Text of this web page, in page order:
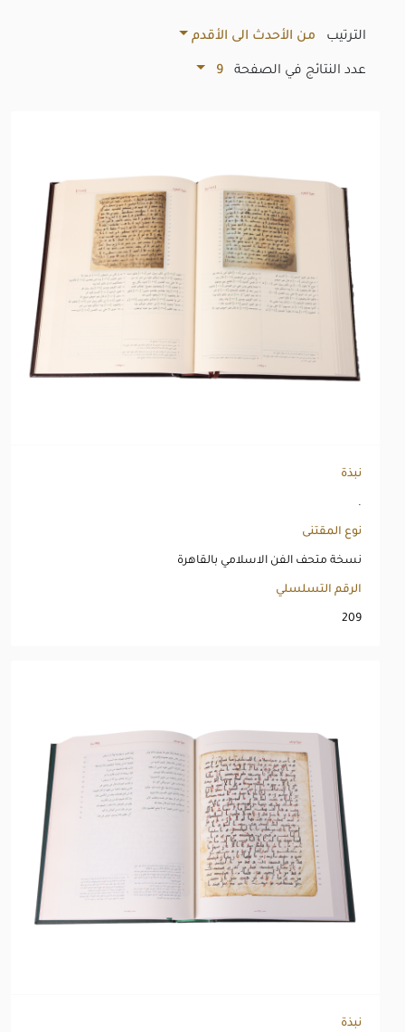
الترتيب من الأحدث الى الأقدم
عدد النتائج في الصفحة 9
نبذة
.
نوع المقتنى
نسخة متحف الفن الاسلامي بالقاهرة
الرقم التسلسلي
209
نبذة